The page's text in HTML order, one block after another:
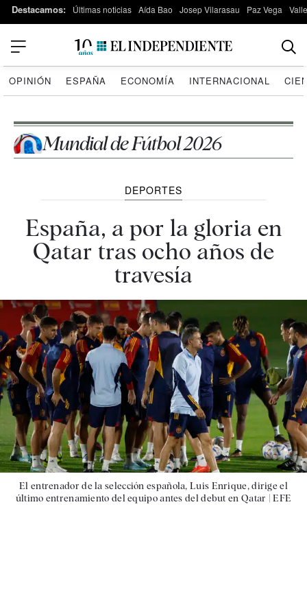
Destacamos: Últimas noticias Aída Bao Josep Vilarasau Paz Vega
OPINIÓN ESPAÑA ECONOMÍA INTERNACIONAL
Mundial de Fútbol 2026
DEPORTES
España, a por la gloria en
Qatar tras ocho años de
travesía
El entrenador de la selección española, Luis Enrique, dirige el
último entrenamiento del equipo antes del debut en Qatar |EFE